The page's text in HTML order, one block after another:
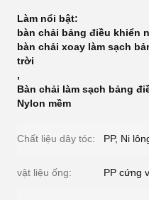
Làm nổi bật:
bàn chải bảng điều khiển
bàn chải xoay làm sạch
trời
,
Bàn chải làm sạch bảng
Nylon mềm
Chất liệu dây tóc: PP, Ni
vật liệu ống: PP cứng